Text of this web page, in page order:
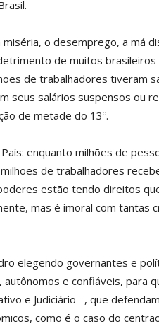
miséria, o desemprego, a má
de muitos
de trabalhadores tiveram
seus salários suspensos ou
de metade do 13º.
enquanto milhões de
de trabalhadores
estão tendo direitos
mas é imoral com tantas
elegendo governantes e
e confiáveis, para
e Judiciário –, que
como é o caso do